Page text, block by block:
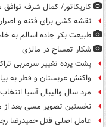
کاریکاتور/ کمال شرف
نقشه کشی برای فتنه و
طبیعت بکر جاده اسالم به
شکار تمساح در مالزی
پشت پرده تغییر سرمربی
واکنش عربستان و قطر به
مرد سال والیبال آسیا
نخستین تصویر مسی بعد از
عامل اصلی قتل حمیدرضا